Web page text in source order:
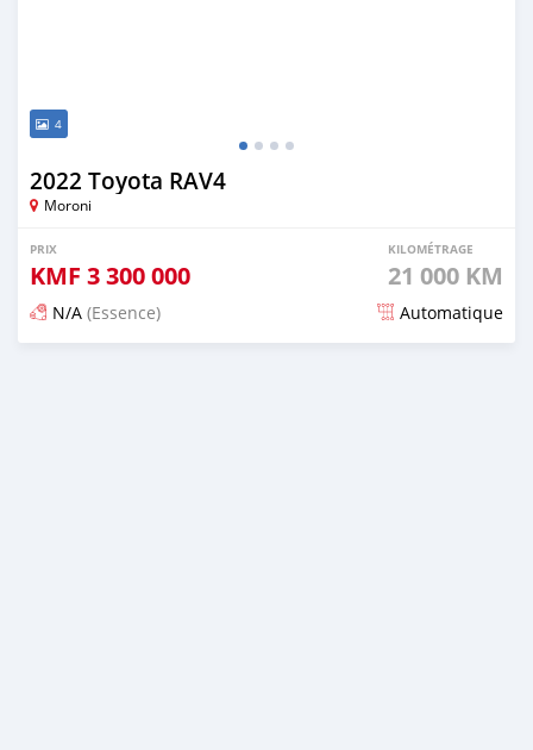
4
2022 Toyota RAV4
Moroni
PRIX
KMF 3 300 000
KILOMÉTRAGE
21 000 KM
N/A (Essence) Automatique